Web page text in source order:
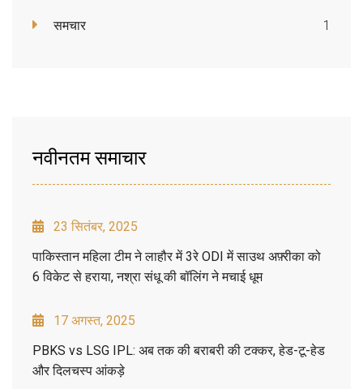
समचार 1
नवीनतम समाचार
23 सितंबर, 2025
पाकिस्तान महिला टीम ने लाहौर में 3रे ODI में साउथ अफ़्रीका को
6 विकेट से हराया, नश्रा संधू की बॉलिंग ने मचाई धूम
17 अगस्त, 2025
PBKS vs LSG IPL: अब तक की बराबरी की टक्कर, हेड-टू-हेड
और दिलचस्प आंकड़े